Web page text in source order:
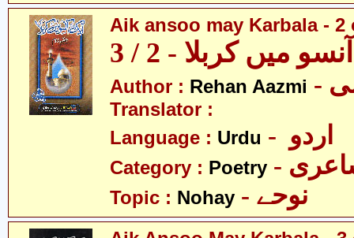
Aik ansoo may Karbala - 2
میں کربلا - 2 / 3
Author : Rehan Aazmi
Translator :
Language : Urdu
Category : Poetry
Topic : Nohay